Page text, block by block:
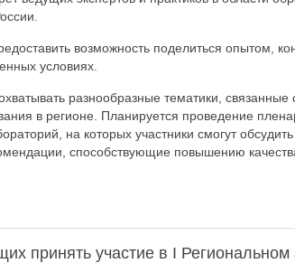
возможность поделиться опытом,
условиях.
разнообразные тематики,
в регионе. Планируется проведение
на которых участники смогут
способствующие повышению
принять участие в I Региональном